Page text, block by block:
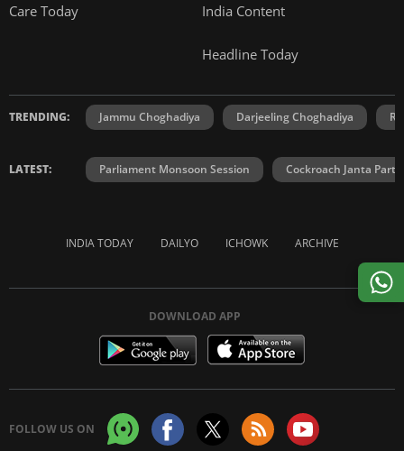
Care Today India Content
Headline Today
TRENDING: Jammu Choghadiya Darjeeling Choghadiya
LATEST: Parliament Monsoon Session Cockroach Janta
INDIA TODAY DAILYO ICHOWK ARCHIVE
DOWNLOAD APP
FOLLOW US ON